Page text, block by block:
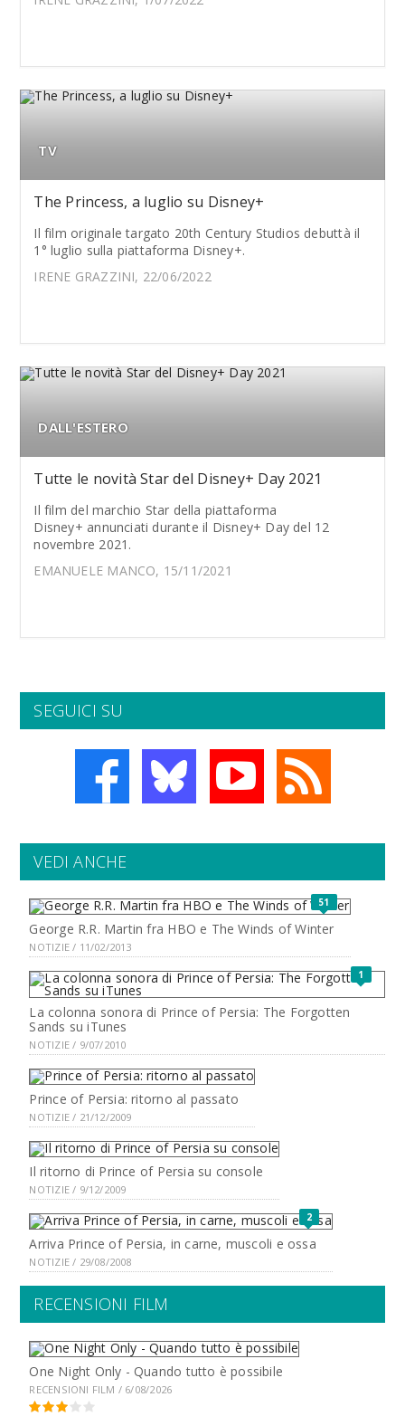
TV
The Princess, a luglio su Disney+
Il film originale targato 20th Century Studios debuttà il
1° luglio sulla piattaforma Disney+.
IRENE GRAZZINI, 22/06/2022
DALL'ESTERO
Tutte le novità Star del Disney+ Day 2021
Il film del marchio Star della piattaforma
Disney+ annunciati durante il Disney+ Day del 12
novembre 2021.
EMANUELE MANCO, 15/11/2021
SEGUICI SU
VEDI ANCHE
51
George R.R. Martin fra HBO e The Winds of Winter
NOTIZIE / 11/02/2013
1
La colonna sonora di Prince of Persia: The Forgotten
Sands su iTunes
NOTIZIE / 9/07/2010
Prince of Persia: ritorno al passato
NOTIZIE / 21/12/2009
Il ritorno di Prince of Persia su console
NOTIZIE / 9/12/2009
2
Arriva Prince of Persia, in carne, muscoli e ossa
NOTIZIE / 29/08/2008
RECENSIONI FILM
One Night Only - Quando tutto è possibile
RECENSIONI FILM / 6/08/2026